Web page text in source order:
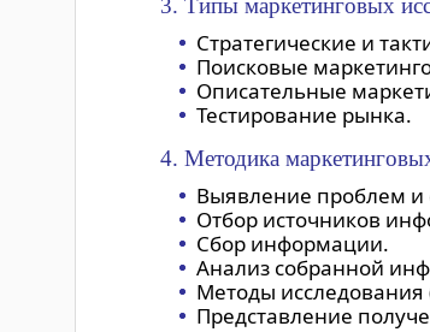
3. Типы маркетинговых
Стратегические и
Поисковые
Описательные
Тестирование рынка.
4. Методика
Выявление проблем и
Отбор источников
Сбор информации.
Анализ собранной
Методы
Представление